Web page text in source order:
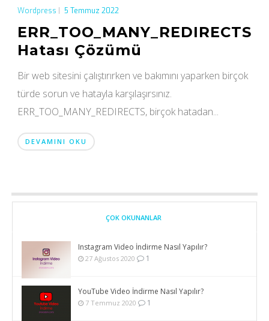
Wordpress 5 Temmuz 2022
ERR_TOO_MANY_REDIRECTS
Hatası Çözümü
Bir web sitesini çalıştırırken ve bakımını yaparken birçok
türde sorun ve hatayla karşılaşırsınız.
ERR_TOO_MANY_REDIRECTS, birçok hatadan...
DEVAMINI OKU
ÇOK OKUNANLAR
Instagram Video İndirme Nasıl Yapılır?
27 Ağustos 2020 1
YouTube Video İndirme Nasıl Yapılır?
7 Temmuz 2020 1